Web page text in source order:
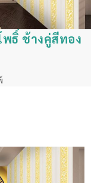
พธิ์ ช้างคู่สีทอง